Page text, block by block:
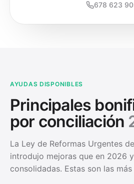
678 623
AYUDAS DISPONIBLES
Principales
por conciliación
La Ley de Reformas Urgentes
introdujo mejoras que en 2026
consolidadas. Estas son las